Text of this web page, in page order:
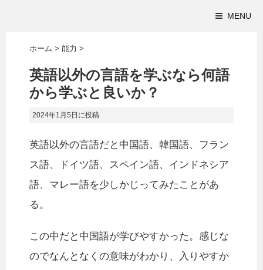
MENU
ホーム > 能力 >
英語以外の言語を学ぶなら何語
から学ぶと良いか？
2024年1月5日 に投稿
英語以外の言語だと中国語、韓国語、フラン
ス語、ドイツ語、スペイン語、インドネシア
語、マレー語を少しかじってみたことがあ
る。
この中だと中国語が学びやすかった。感じな
のでなんとなくの意味がわかり、入りやすか